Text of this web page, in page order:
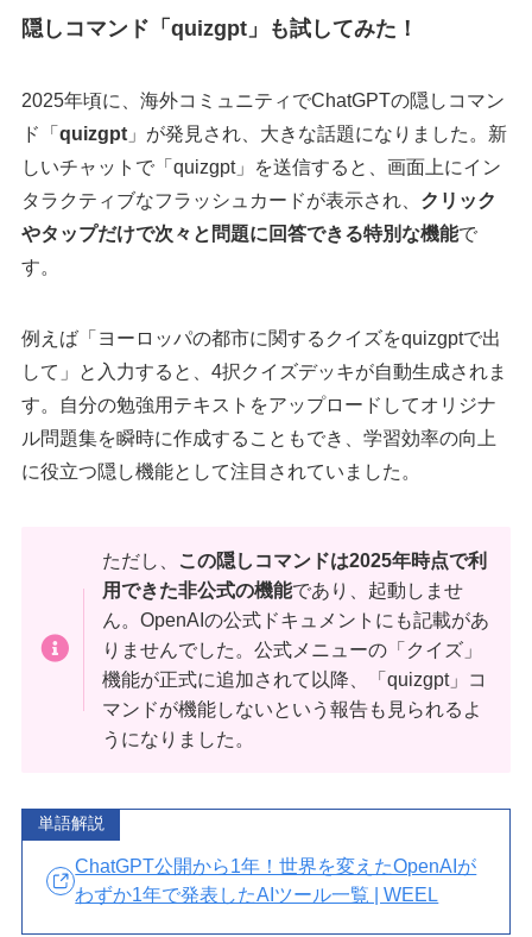
隠しコマンド「quizgpt」も試してみた！
2025年頃に、海外コミュニティでChatGPTの隠しコマン
ド「 quizgpt」が発見され、大きな話題になりました。新
しいチャットで「quizgpt」を送信すると、画面上にイン
タラクティブなフラッシュカードが表示され、 クリック
やタップだけで次々と問題に回答できる特別な機能で
す。
例えば「ヨーロッパの都市に関するクイズをquizgptで出
して」と入力すると、4択クイズデッキが自動生成されま
す。自分の勉強用テキストをアップロードしてオリジナ
ル問題集を瞬時に作成することもでき、学習効率の向上
に役立つ隠し機能として注目されていました。
ただし、
この隠しコマンドは2025年時点で利
用できた非公式の機能であり、起動しませ
ん。OpenAIの公式ドキュメントにも記載があ
りませんでした。公式メニューの「クイズ」
機能が正式に追加されて以降、「quizgpt」コ
マンドが機能しないという報告も見られるよ
うになりました。
単語解説
ChatGPT公開から1年！世界を変えたOpenAIが
わずか1年で発表したAIツール一覧 | WEEL